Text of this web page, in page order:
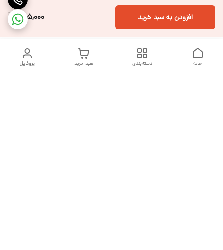
505,000 افزودن به سبد خرید
پروفایل سبد خرید دسته‌بندی خانه